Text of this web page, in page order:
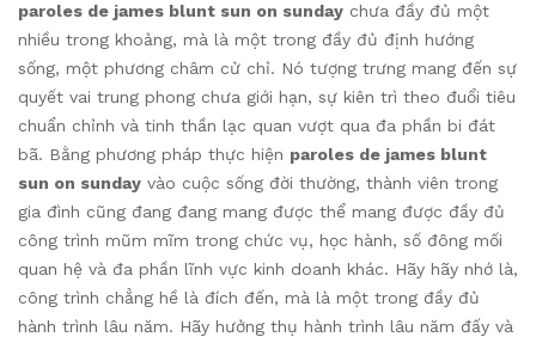
paroles de james blunt sun on sunday chưa đầy đủ một
nhiều trong khoảng, mà là một trong đầy đủ định hướng
sống, một phương châm cử chỉ. Nó tượng trưng mang đến sự
quyết vai trung phong chưa giới hạn, sự kiên trì theo đuổi tiêu
chuẩn chỉnh và tinh thần lạc quan vượt qua đa phần bi đát
bã. Bằng phương pháp thực hiện paroles de james blunt
sun on sunday vào cuộc sống đời thường, thành viên trong
gia đình cũng đang đang mang được thể mang được đầy đủ
công trình mũm mĩm trong chức vụ, học hành, số đông mối
quan hệ và đa phần lĩnh vực kinh doanh khác. Hãy hãy nhớ là,
công trình chẳng hề là đích đến, mà là một trong đầy đủ
hành trình lâu năm. Hãy hưởng thụ hành trình lâu năm đấy và